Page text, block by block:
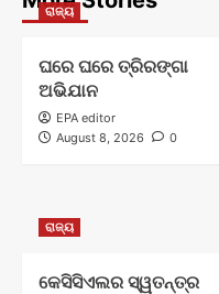
ରାଜ୍ୟ
ଘରେ ଘରେ ତ୍ରିରଙ୍ଗା
ଅଭିଯାନ
EPA editor
August 8, 2026
0
ରାଜ୍ୟ
କେସିସିଏଲର ସ୍ୱତନ୍ତ୍ର